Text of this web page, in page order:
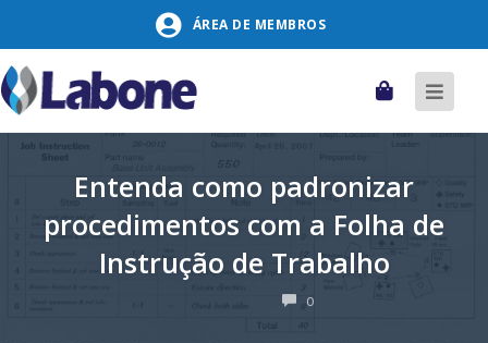
conteúdo
ÁREA DE MEMBROS
Carrinho
Entenda como padronizar
procedimentos com a Folha de
Instrução de Trabalho
0